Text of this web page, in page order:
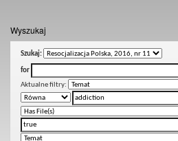
Wyszukaj
Szukaj:
for
Aktualne filtry: